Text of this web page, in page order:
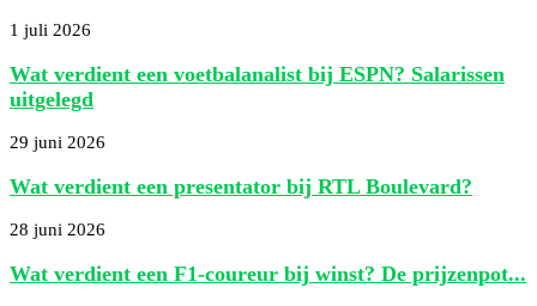
1 juli 2026
Wat verdient een voetbalanalist bij ESPN? Salarissen
uitgelegd
29 juni 2026
Wat verdient een presentator bij RTL Boulevard?
28 juni 2026
Wat verdient een F1-coureur bij winst? De prijzenpot...